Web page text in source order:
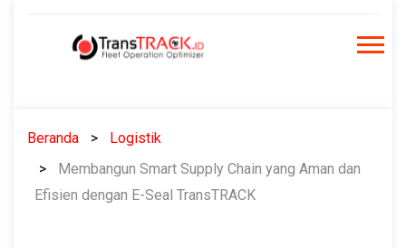
Beranda
Logistik
Membangun Smart Supply Chain yang Aman dan
Efisien dengan E-Seal TransTRACK